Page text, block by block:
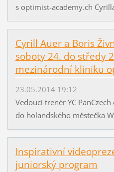
s optimist-academy.ch
Cyrill Auer a Boris
soboty 24. do středy
mezinárodní kliniku
23.05.2014 19:12
Vedoucí trenér YC
do holandského městečka
Inspirativní
juniorský program